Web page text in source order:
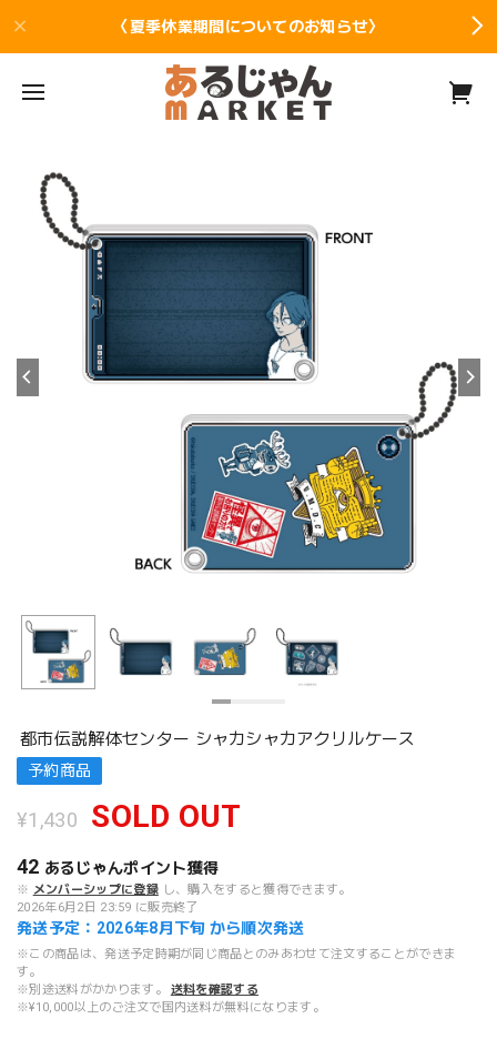
〈夏季休業期間についてのお知らせ〉
都市伝説解体センター シャカシャカアクリルケース
予約商品
¥1,430 SOLD OUT
42 あるじゃんポイント獲得
※ メンバーシップに登録 し、購入をすると獲得できます。
2026年6月2日 23:59 に販売終了
発送予定：2026年8月下旬 から順次発送
※この商品は、発送予定時期が同じ商品とのみあわせて注文することができま
す。
※別途送料がかかります。
送料を確認する
※¥10,000以上のご注文で国内送料が無料になります。